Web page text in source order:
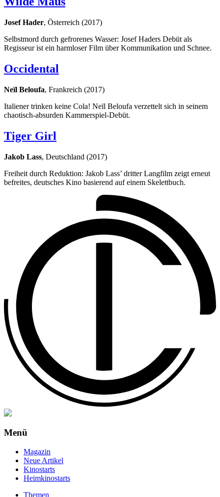
Josef Hader, Österreich (2017)
Selbstmord durch gefrorenes Wasser: Josef Haders Debüt als
Regisseur ist ein harmloser Film über Kommunikation und Schnee.
Occidental
Neïl Beloufa, Frankreich (2017)
Italiener trinken keine Cola! Neïl Beloufa verzettelt sich in seinem
chaotisch-absurden Kammerspiel-Debüt.
Tiger Girl
Jakob Lass, Deutschland (2017)
Freiheit durch Reduktion: Jakob Lass’ dritter Langfilm zeigt erneut
befreites, deutsches Kino basierend auf einem Skelettbuch.
Menü
Magazin
Neue Artikel
Kinostarts
Heimkinostarts
Themen